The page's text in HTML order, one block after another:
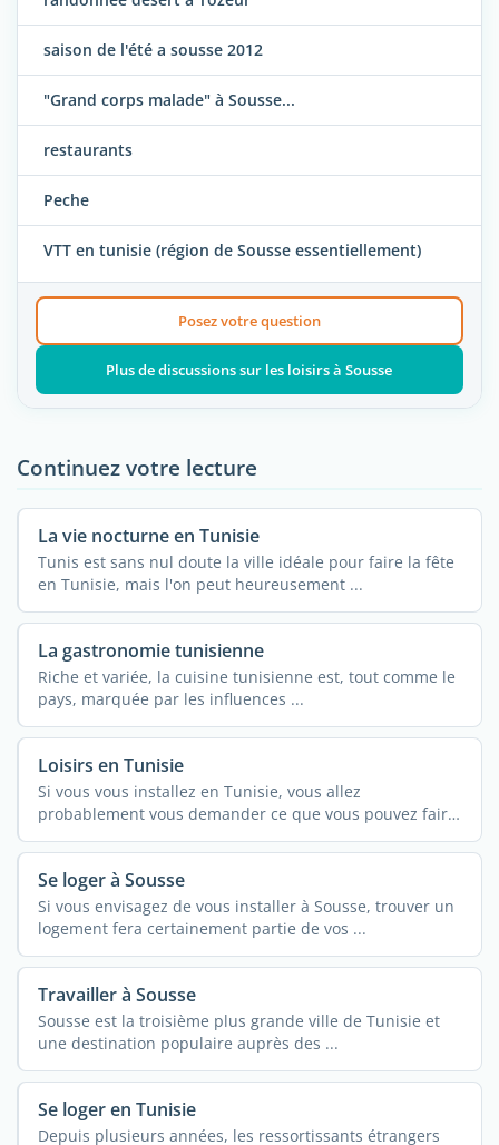
saison de l'été a sousse 2012
"Grand corps malade" à Sousse...
restaurants
Peche
VTT en tunisie (région de Sousse essentiellement)
Posez votre question
Plus de discussions sur les loisirs à Sousse
Continuez votre lecture
La vie nocturne en Tunisie
Tunis est sans nul doute la ville idéale pour faire la fête
en Tunisie, mais l'on peut heureusement ...
La gastronomie tunisienne
Riche et variée, la cuisine tunisienne est, tout comme le
pays, marquée par les influences ...
Loisirs en Tunisie
Si vous vous installez en Tunisie, vous allez
probablement vous demander ce que vous pouvez faire
pendant votre ...
Se loger à Sousse
Si vous envisagez de vous installer à Sousse, trouver un
logement fera certainement partie de vos ...
Travailler à Sousse
Sousse est la troisième plus grande ville de Tunisie et
une destination populaire auprès des ...
Se loger en Tunisie
Depuis plusieurs années, les ressortissants étrangers